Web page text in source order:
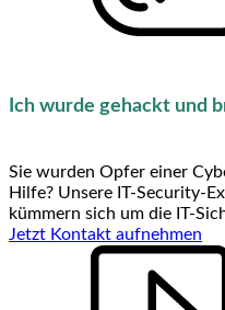
Ich wurde gehackt und
Sie wurden Opfer einer
Hilfe? Unsere IT-Security-
kümmern sich um die IT-
Jetzt Kontakt aufnehmen